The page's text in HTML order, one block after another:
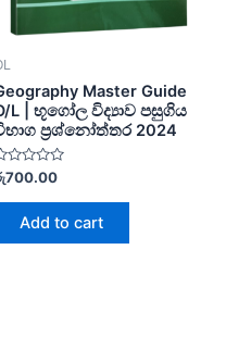
Master Guide
L | භූගෝල විද්‍යාව පසුගිය
ප්‍රශ්නෝත්තර 2024
700.00
Add to cart